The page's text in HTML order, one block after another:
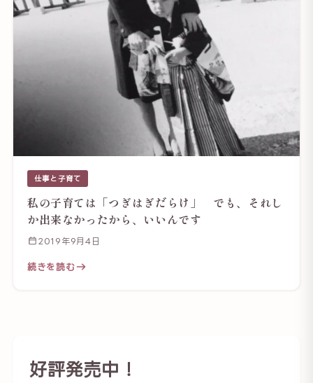
仕事と子育て
私の子育ては「つぎはぎだらけ」 でも、それし
か出来なかったから、いいんです
2019年9月4日
続きを読む
好評発売中！